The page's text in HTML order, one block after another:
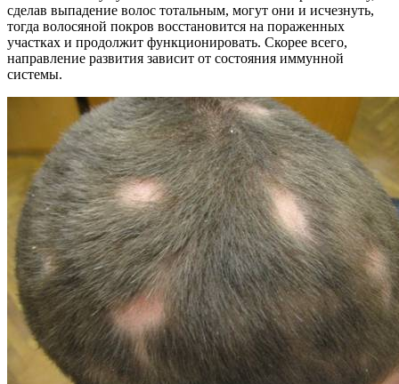
сделав выпадение волос тотальным, могут они и исчезнуть,
тогда волосяной покров восстановится на пораженных
участках и продолжит функционировать. Скорее всего,
направление развития зависит от состояния иммунной
системы.